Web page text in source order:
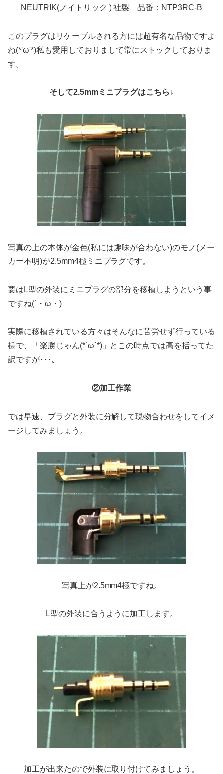
NEUTRIK( ノイトリック ) 社製 品番： NTP3RC-B
このプラグはリケーブルされる方には超有名な品物ですよ
ね(*'ω'*)私も愛用しておりまして常にストックしておりま
す。
そして2.5mmミニプラグはこちら↓
写真の上の本体が金色(私には趣味が合わない)のモノ(メー
カー不明)が2.5mm4極ミニプラグです。
要はL型の外装にミニプラグの部分を移植しようという事
ですね(´・ω・)
実際に移植されている方々はそんなに苦労せず行っている
様で、「楽勝じゃん(*´ω`*)」とこの時点では高を括ってた
訳ですが･･･｡
②加工作業
では早速、プラグと外装に分解して現物合わせをしてイメ
ージしてみましょう。
写真上が2.5mm4極ですね。
L型の外装に合うように加工します。
加工が出来たので外装に取り付けてみましょう。